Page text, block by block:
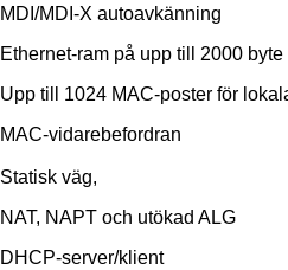
MDI/MDI-X autoavkänning
Ethernet-ram på upp till 2000 byte
Upp till 1024 MAC-poster för
MAC-vidarebefordran
Statisk väg,
NAT, NAPT och utökad ALG
DHCP-server/klient